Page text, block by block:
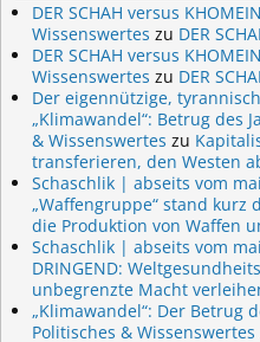
DER SCHAH versus
Wissenswertes zu DER
DER SCHAH versus
Wissenswertes zu DER
Der eigennützige,
„Klimawandel“: Betrug des
& Wissenswertes zu
transferieren, den Westen
Schaschlik | abseits vom
„Waffengruppe“ stand
die Produktion von Waffen
Schaschlik | abseits vom
DRINGEND:
unbegrenzte Macht
„Klimawandel“: Der Betrug
Politisches & Wissenswertes